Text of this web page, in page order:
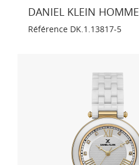
DANIEL KLEIN HOMME
Référence DK.1.13817-5